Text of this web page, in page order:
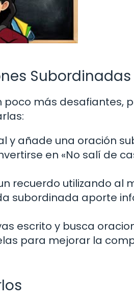
Subordinadas
más desafiantes,
y añade una oración
en «No salí de
recuerdo utilizando al
subordinada aporte
escrito y busca
para mejorar la